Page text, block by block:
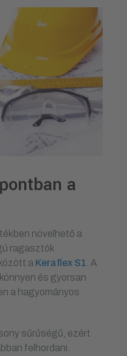
a
növelhető a
ragasztók
a Keraflex S1 . A
és gyorsan
a hagyományos
sűrűségű, ezért
felhordani.